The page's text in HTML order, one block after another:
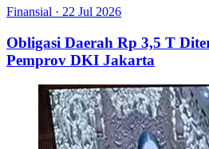
Finansial · 22 Jul 2026
Obligasi Daerah Rp 3,5 T
Pemprov DKI Jakarta